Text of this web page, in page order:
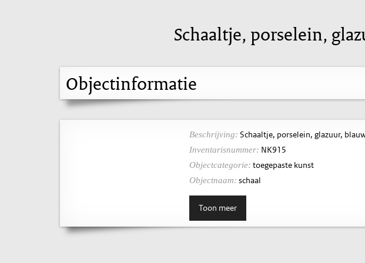
Schaaltje, porselein,
Objectinformatie
Beschrijving: Schaaltje, porselein, glazuur,
Inventarisnummer: NK915
Objectcategorie: toegepaste kunst
Objectnaam: schaal
Toon meer